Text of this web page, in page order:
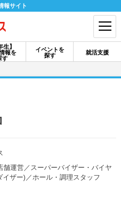
報サイト
生】
報を
す
イベントを
探す
就活支援
ログイン
スカウト お知らせ
舗運営／ スーパーバイザー・バイヤ
イザー) ／ホール・調理スタッフ